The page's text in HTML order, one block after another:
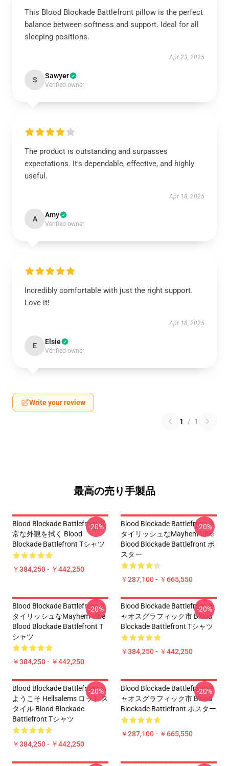
This Blood Blockade Battlefront pillow is the perfect
balance between softness and support. Ideal for all
sleeping positions.
Apr 23, 2025
S Sawyer
Verified owner
The product is outstanding and surpasses
expectations. It's dependable, effective, and highly
useful.
Apr 18, 2025
A Amy
Verified owner
Incredibly comfortable with just the right support.
Love it!
Apr 18, 2025
E Elsie
Verified owner
Write your review
1 / 1
最高の売り手製品
Blood Blockade Battlefront 異
常な外観を拭く Blood
Blockade Battlefront Tシャツ
￥384,250 - ￥442,250
-20%
Blood Blockade Battlefront ス
タイリッシュなMayhem Vibe
Blood Blockade Battlefront ポ
スター
￥287,100 - ￥665,550
-20%
Blood Blockade Battlefront ス
タイリッシュなMayhem Vibe
Blood Blockade Battlefront T
シャツ
￥384,250 - ￥442,250
-20%
Blood Blockade Battlefront チ
ャオスグラフィック市 Blood
Blockade Battlefront Tシャツ
￥384,250 - ￥442,250
-20%
Blood Blockade Battlefront へ
ようこそ Hellsalems ロット ス
タイル Blood Blockade
Battlefront Tシャツ
￥384,250 - ￥442,250
-20%
Blood Blockade Battlefront チ
ャオスグラフィック市 Blood
Blockade Battlefront ポスター
￥287,100 - ￥665,550
-20%